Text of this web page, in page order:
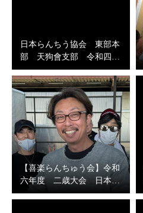
日本らんちう協会 東部本
部 天狗會支部 令和四…
【喜楽らんちゅう会】令和
六年度 二歳大会 日本…